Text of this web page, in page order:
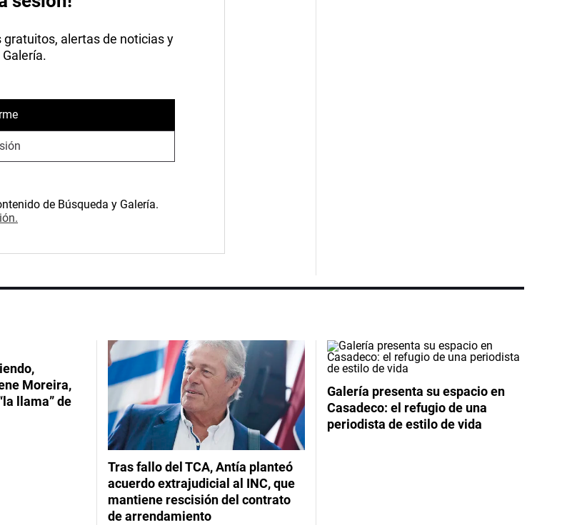
alertas de noticias y
de Búsqueda y Galería.
Moreira,
llama” de
Tras fallo del TCA, Antía planteó
acuerdo extrajudicial al INC, que
mantiene rescisión del contrato
de arrendamiento
Galería presenta su espacio en
Casadeco: el refugio de una
periodista de estilo de vida